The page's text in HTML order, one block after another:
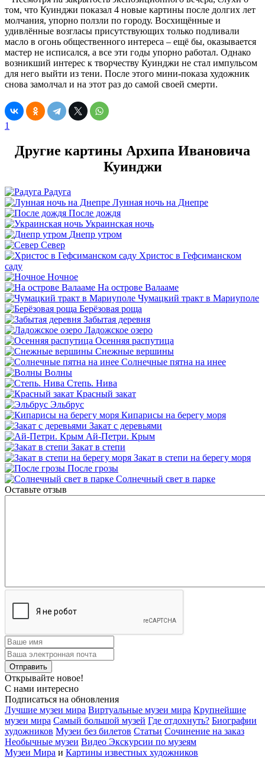
том, что Куинджи показал 4 новые картины после долгих лет
молчания, упорно ползли по городу. Восхищённые и
удивлённые возгласы присутствующих только подливали
масло в огонь общественного интереса – ещё бы, оказывается
мастер не исписался, а все эти годы упорно работал. Однако
возникший интерес к творчеству Куинджи не стал импульсом
для него выйти из тени. После этого мини-показа художник
снова замолчал и на этот раз до самой своей смерти.
1
Другие картины Архипа Ивановича
Куинджи
Радуга
Лунная ночь на Днепре
После дождя
Украинская ночь
Днепр утром
Север
Христос в Гефсиманском
саду
Ночное
На острове Валааме
Чумацкий тракт в Мариуполе
Берёзовая роща
Забытая деревня
Ладожское озеро
Осенняя распутица
Снежные вершины
Солнечные пятна на инее
Волны
Степь. Нива
Красный закат
Эльбрус
Кипарисы на берегу моря
Закат с деревьями
Ай-Петри. Крым
Закат в степи
Закат в степи на берегу моря
После грозы
Солнечный свет в парке
Оставьте отзыв
Открывайте новое!
С нами интересно
Подписаться на обновления
Лучшие музеи мира Виртуальные музеи мира Крупнейшие
музеи мира Самый большой музей Где отдохнуть? Биографии
художников Музеи без билетов Статьи Сочинение на заказ
Необычные музеи Видео Экскурсии по музеям
Музеи Мира и Картины известных художников